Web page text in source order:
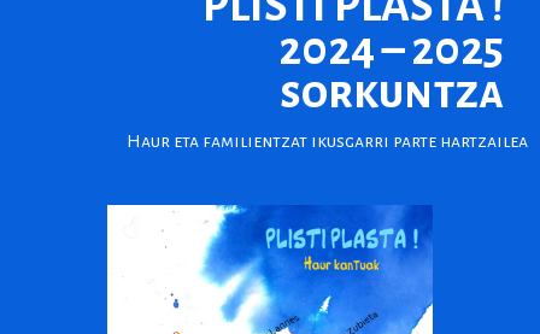
2024 – 2025
sorkuntza
Haur eta familientzat ikusgarri parte hartzailea